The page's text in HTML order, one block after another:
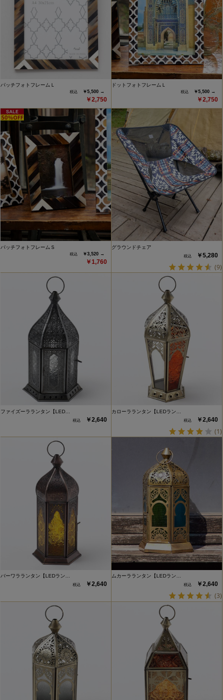
パッチフォトフレームＬ
￥5,500 →
￥2,750
ドットフォトフレームＬ
￥5,500 →
￥2,750
パッチフォトフレームＳ
￥3,520 →
￥1,760
グラウンドチェア
￥5,280
(9)
ファイズーラランタン【LED…
￥2,640
カローラランタン【LEDラン…
￥2,640
(1)
バーワラランタン【LEDラン…
￥2,640
ムカーラランタン【LEDラン…
￥2,640
(3)